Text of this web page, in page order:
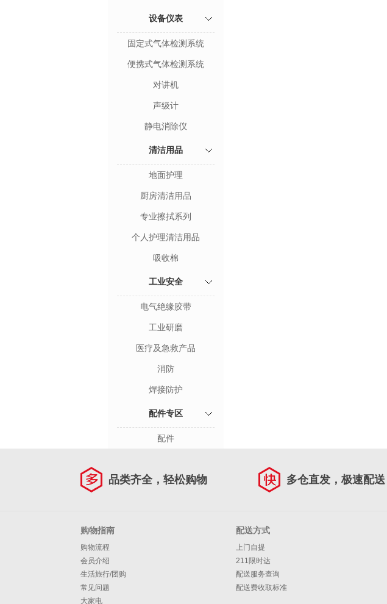
设备仪表
固定式气体检测系统
便携式气体检测系统
对讲机
声级计
静电消除仪
清洁用品
地面护理
厨房清洁用品
专业擦拭系列
个人护理清洁用品
吸收棉
工业安全
电气绝缘胶带
工业研磨
医疗及急救产品
消防
焊接防护
配件专区
配件
品类齐全，轻松购物 多仓直发，极速配送
购物指南
购物流程
会员介绍
生活旅行/团购
常见问题
大家电
配送方式
上门自提
211限时达
配送服务查询
配送费收取标准